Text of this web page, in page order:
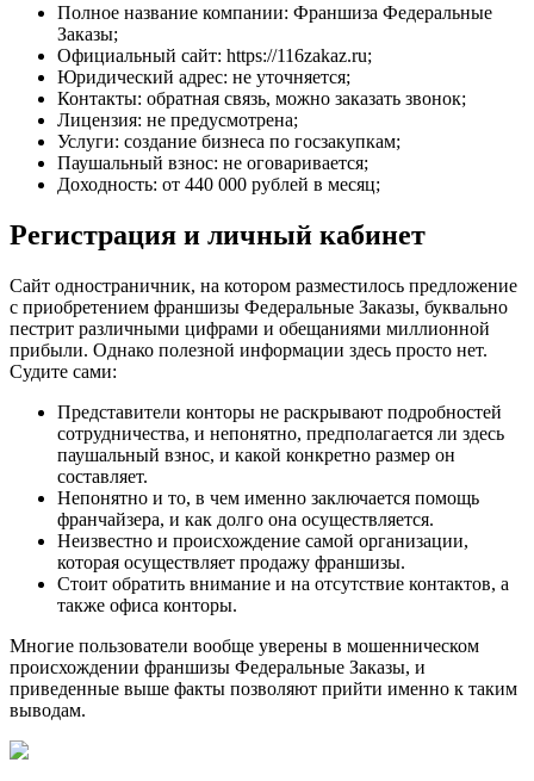
Полное название компании: Франшиза Федеральные
Заказы;
Официальный сайт: https://116zakaz.ru;
Юридический адрес: не уточняется;
Контакты: обратная связь, можно заказать звонок;
Лицензия: не предусмотрена;
Услуги: создание бизнеса по госзакупкам;
Паушальный взнос: не оговаривается;
Доходность: от 440 000 рублей в месяц;
Регистрация и личный кабинет
Сайт одностраничник, на котором разместилось предложение
с приобретением франшизы Федеральные Заказы, буквально
пестрит различными цифрами и обещаниями миллионной
прибыли. Однако полезной информации здесь просто нет.
Судите сами:
Представители конторы не раскрывают подробностей
сотрудничества, и непонятно, предполагается ли здесь
паушальный взнос, и какой конкретно размер он
составляет.
Непонятно и то, в чем именно заключается помощь
франчайзера, и как долго она осуществляется.
Неизвестно и происхождение самой организации,
которая осуществляет продажу франшизы.
Стоит обратить внимание и на отсутствие контактов, а
также офиса конторы.
Многие пользователи вообще уверены в мошенническом
происхождении франшизы Федеральные Заказы, и
приведенные выше факты позволяют прийти именно к таким
выводам.